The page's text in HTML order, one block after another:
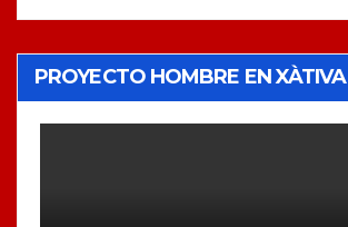
PROYECTO HOMBRE EN XÀTIVA